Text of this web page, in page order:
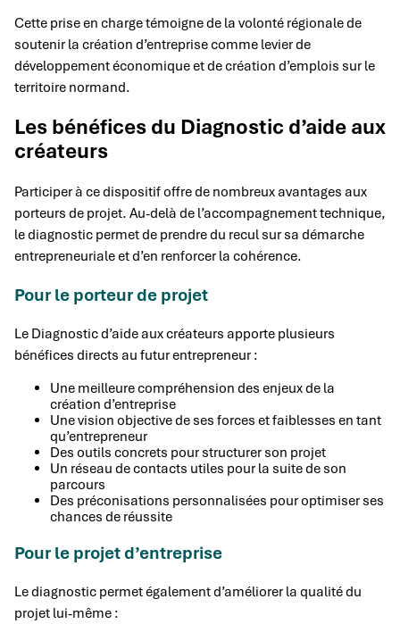
Cette prise en charge témoigne de la volonté régionale de
soutenir la création d’entreprise comme levier de
développement économique et de création d’emplois sur le
territoire normand.
Les bénéfices du Diagnostic d’aide aux
créateurs
Participer à ce dispositif offre de nombreux avantages aux
porteurs de projet. Au-delà de l’accompagnement technique,
le diagnostic permet de prendre du recul sur sa démarche
entrepreneuriale et d’en renforcer la cohérence.
Pour le porteur de projet
Le Diagnostic d’aide aux créateurs apporte plusieurs
bénéfices directs au futur entrepreneur :
Une meilleure compréhension des enjeux de la
création d’entreprise
Une vision objective de ses forces et faiblesses en tant
qu’entrepreneur
Des outils concrets pour structurer son projet
Un réseau de contacts utiles pour la suite de son
parcours
Des préconisations personnalisées pour optimiser ses
chances de réussite
Pour le projet d’entreprise
Le diagnostic permet également d’améliorer la qualité du
projet lui-même :